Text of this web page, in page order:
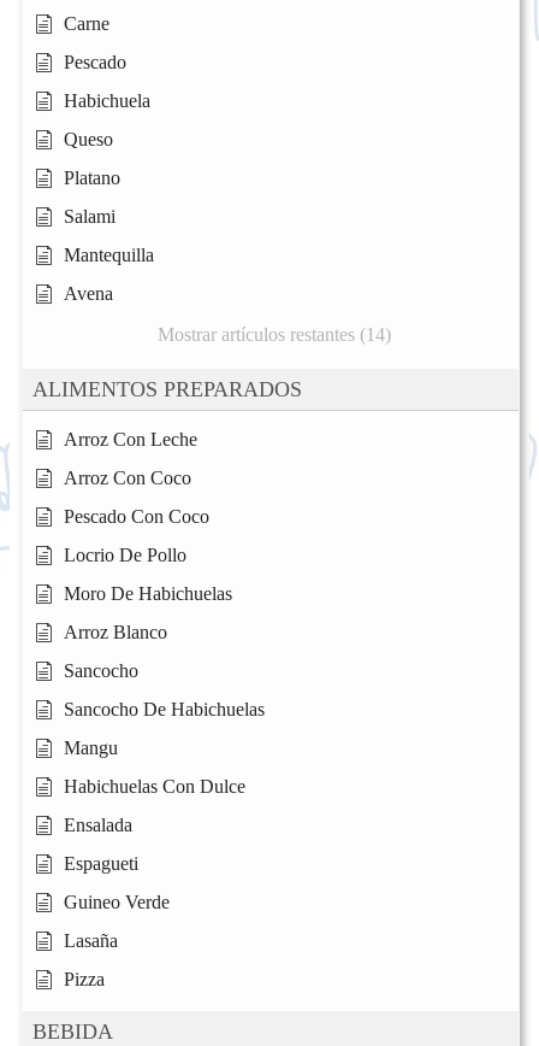
Carne
Pescado
Habichuela
Queso
Platano
Salami
Mantequilla
Avena
Mostrar artículos restantes (14)
ALIMENTOS PREPARADOS
Arroz Con Leche
Arroz Con Coco
Pescado Con Coco
Locrio De Pollo
Moro De Habichuelas
Arroz Blanco
Sancocho
Sancocho De Habichuelas
Mangu
Habichuelas Con Dulce
Ensalada
Espagueti
Guineo Verde
Lasaña
Pizza
BEBIDA